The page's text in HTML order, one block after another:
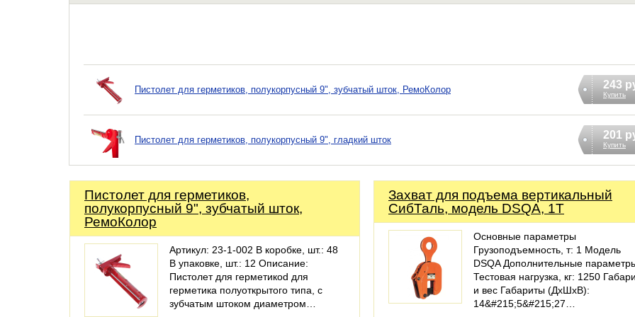
Пистолет для герметиков, полукорпусный 9", зубчатый шток, РемоКолор 243
Купить
Пистолет для герметиков, полукорпусный 9", гладкий шток 201
Купить
Пистолет для герметиков,
полукорпусный 9", зубчатый шток,
РемоКолор
Артикул: 23-1-002 В коробке, шт.: 48
В упаковке, шт.: 12 Описание:
Пистолет для герметикоd для
герметика полуоткрытого типа, с
зубчатым штоком диаметром…
Захват для подъема вертикальный
СибТаль, модель DSQA, 1Т
Основные параметры
Грузоподъемность, т: 1 Модель
DSQA Дополнительные
Тестовая нагрузка, кг: 1250
и вес Габариты (ДхШхВ):
14&#215;5&#215;27…